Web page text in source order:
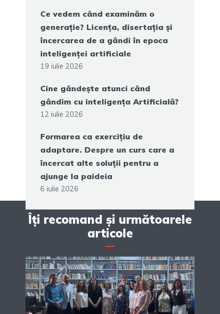
Ce vedem când examinăm o
generație? Licența, disertația și
încercarea de a gândi în epoca
inteligenței artificiale
19 iulie 2026
Cine gândește atunci când
gândim cu inteligența Artificială?
12 iulie 2026
Formarea ca exercițiu de
adaptare. Despre un curs care a
încercat alte soluții pentru a
ajunge la paideia
6 iulie 2026
Îți recomand și următoarele
articole